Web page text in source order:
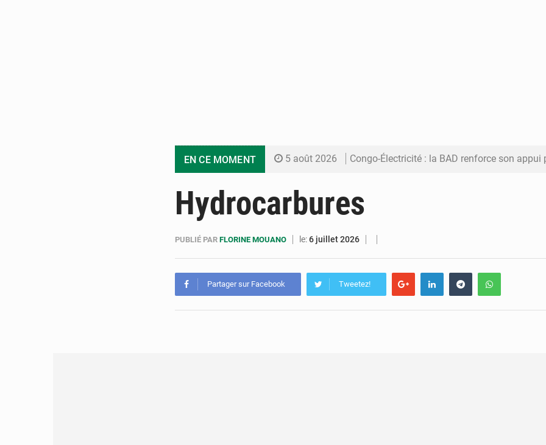
EN CE MOMENT 5 août 2026 Congo-Électricité : la BAD renforce son appui pour
5 août 2026 Assassinat de l’entrepreneur sportif Vally Amisi : le principal
5 août 2026 Compétitions africaines : la CAF ferme la porte à l’AC
Hydrocarbures
PUBLIÉ PAR FLORINE MOUANO le:6 juillet 2026
Partager sur Facebook Tweetez!